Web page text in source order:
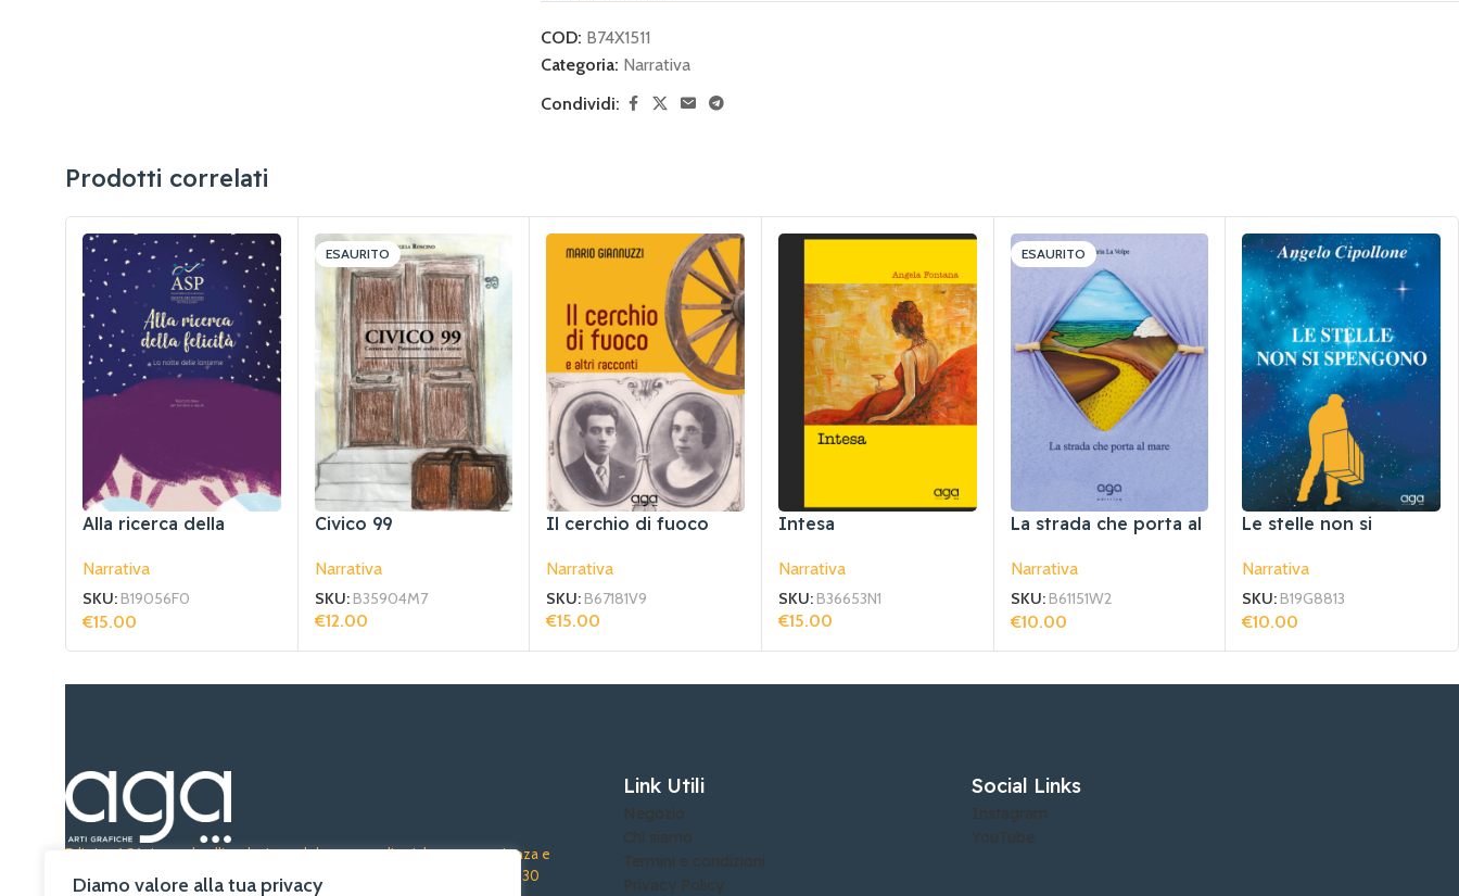
Diamo valore alla tua privacy
COD: B74X1511
Categoria: Narrativa
Condividi:
Prodotti correlati
Alla ricerca della
Narrativa
SKU: B19056F0
€15.00
ESAURITO
Civico 99
Narrativa
SKU: B35904M7
€12.00
Il cerchio di fuoco
Narrativa
SKU: B67181V9
€15.00
Intesa
Narrativa
SKU: B36653N1
€15.00
ESAURITO
La strada che porta al
Narrativa
SKU: B61151W2
€10.00
Le stelle non si
Narrativa
SKU: B19G8813
€10.00
Editrice AGA risponde all’evoluzione del settore editoriale con esperienza e
integrità, pubblicando con successo libri di alta qualità in Puglia da oltre 30
Link Utili
Negozio
Chi siamo
Termini e condizioni
Privacy Policy
Social Links
Instagram
YouTube